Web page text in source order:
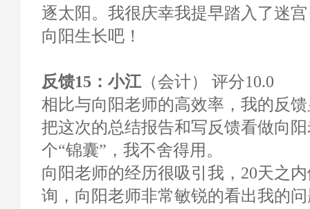
逐太阳。我很庆幸我提早踏入了迷
向阳生长吧！
反馈15：小江 （会计） 评分10.0
相比与向阳老师的高效率，我的反
把这次的总结报告和写反馈看做向
个“锦囊”，我不舍得用。
向阳老师的经历很吸引我，20天之
询，向阳老师非常敏锐的看出我的